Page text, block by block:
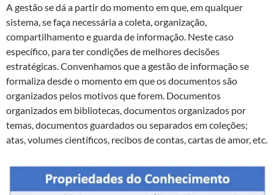
A gestão se dá a partir do momento em que, em qualquer
sistema, se faça necessária a coleta, organização,
compartilhamento e guarda de informação. Neste caso
específico, para ter condições de melhores decisões
estratégicas. Convenhamos que a gestão de informação se
formaliza desde o momento em que os documentos são
organizados pelos motivos que forem. Documentos
organizados em bibliotecas, documentos organizados por
temas, documentos guardados ou separados em coleções;
atas, volumes científicos, recibos de contas, cartas de amor, etc.